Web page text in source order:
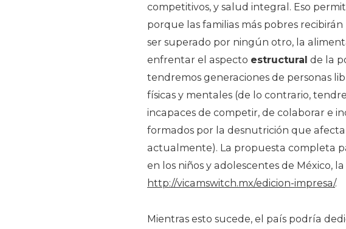
competitivos, y salud integral. Eso
porque las familias más pobres
ser superado por ningún otro, la
enfrentar el aspecto estructural de la
tendremos generaciones de personas
físicas y mentales (de lo contrario,
incapaces de competir, de colaborar e
formados por la desnutrición que
actualmente). La propuesta completa
en los niños y adolescentes de México,
http://vicamswitch.mx/edicion-impresa/.
Mientras esto sucede, el país podría